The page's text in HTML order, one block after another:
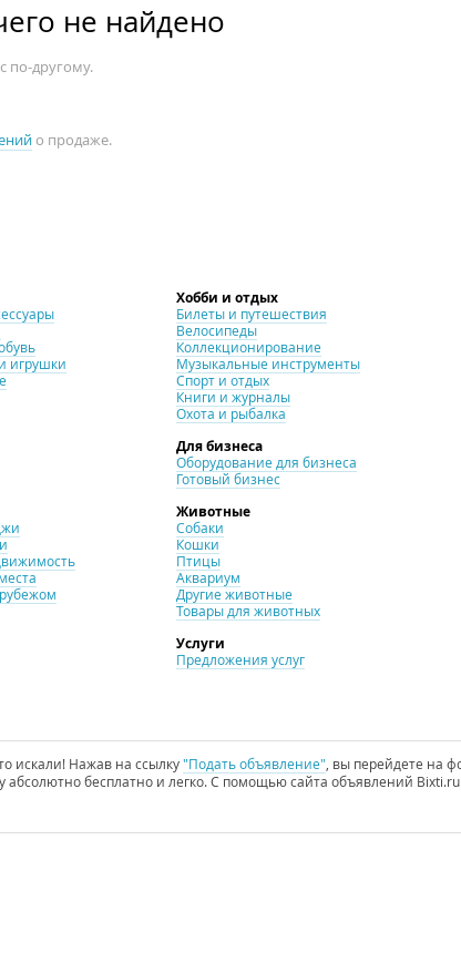
не найдено
по-другому.
о продаже.
игрушки
Хобби и отдых
Билеты и путешествия
Велосипеды
Коллекционирование
Музыкальные инструменты
Спорт и отдых
Книги и журналы
Охота и рыбалка
Для бизнеса
Оборудование для бизнеса
Готовый бизнес
Животные
Собаки
Кошки
Птицы
Аквариум
Другие животные
Товары для животных
Услуги
Предложения услуг
искали! Нажав на ссылку"Подать объявление", вы перейдете на
бесплатно и легко. С помощью сайта объявлений